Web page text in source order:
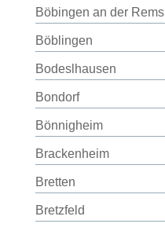
Böbingen an der Rems
Böblingen
Bodeslhausen
Bondorf
Bönnigheim
Brackenheim
Bretten
Bretzfeld